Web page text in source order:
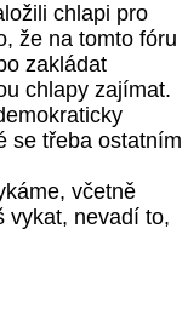
chlapi pro
že na tomto fóru
zakládat
chlapy zajímat.
se třeba ostatním
včetně
vykat, nevadí to,